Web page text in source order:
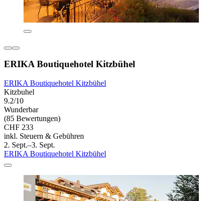
ERIKA Boutiquehotel Kitzbühel
ERIKA Boutiquehotel Kitzbühel
Kitzbuhel
9.2/10
Wunderbar
(85 Bewertungen)
CHF 233
inkl. Steuern & Gebühren
2. Sept.–3. Sept.
ERIKA Boutiquehotel Kitzbühel